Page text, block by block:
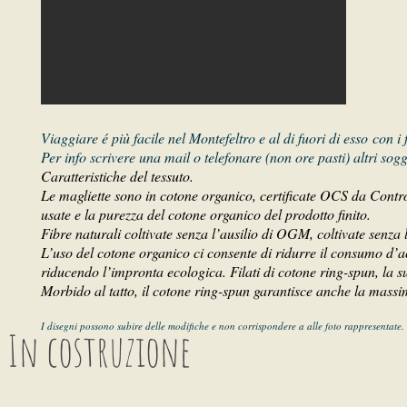
Viaggiare é più facile nel Montefeltro e al di fuori di esso con
Per info scrivere una mail o telefonare (non ore pasti) altri
Caratteristiche del tessuto.
Le magliette sono in cotone organico, certificate OCS da
usate e la purezza del cotone organico del prodotto finito.
Fibre naturali coltivate senza l’ausilio di OGM, coltivate
L’uso del cotone organico ci consente di ridurre il consumo
riducendo l’impronta ecologica. Filati di cotone ring-spun, la
Morbido al tatto, il cotone ring-spun garantisce anche la
I disegni possono subire delle modifiche e non corrispondere a alle foto rappresentate.
In costruzione